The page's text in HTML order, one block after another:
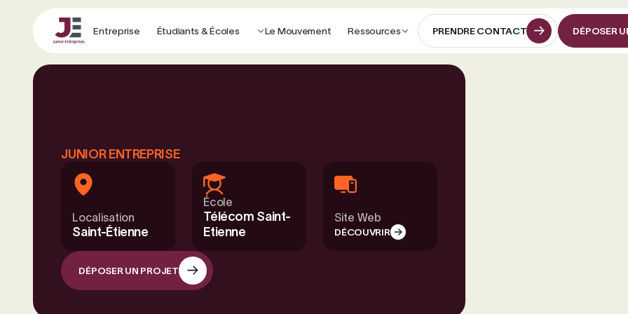
Entreprise Étudiants & Écoles Le Mouvement Ressources
PRENDRE CONTACT
DÉPOSER
JUNIOR ENTREPRISE
Localisation
Saint-Étienne
École
Télécom Saint-
Etienne
Site Web
DÉCOUVRIR
DÉPOSER UN PROJET